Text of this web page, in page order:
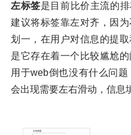
左标签是目前比价主流的
建议将标签靠左对齐，因
划一，在用户对信息的提
是它存在着一个比较尴尬
用于web倒也没有什么问
会出现需要左右滑动，信息